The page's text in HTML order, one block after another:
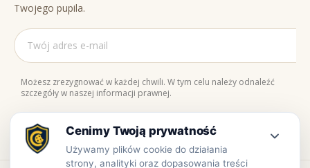
Twojego pupila.
Możesz zrezygnować w każdej chwili. W tym celu należy odnaleźć
szczegóły w naszej informacji prawnej.
Naturalne składniki
100% jakości Zaufaj nam